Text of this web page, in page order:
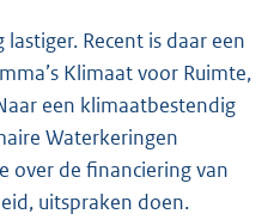
Recent is daar een
Klimaat voor Ruimte,
een klimaatbestendig
Waterkeringen
over de financiering van
uitspraken doen.